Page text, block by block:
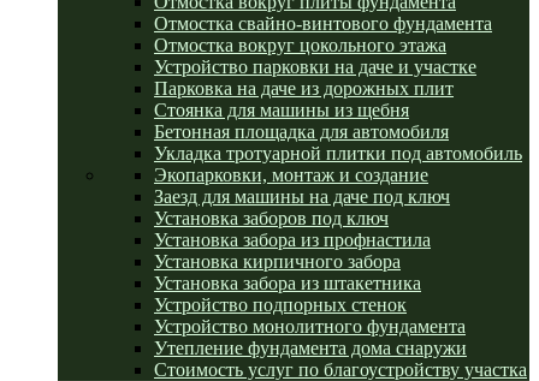
Отмостка свайно-винтового фундамента
Отмостка вокруг цокольного этажа
Устройство парковки на даче и участке
Парковка на даче из дорожных плит
Стоянка для машины из щебня
Бетонная площадка для автомобиля
Укладка тротуарной плитки под автомобиль
Экопарковки, монтаж и создание
Заезд для машины на даче под ключ
Установка заборов под ключ
Установка забора из профнастила
Установка кирпичного забора
Установка забора из штакетника
Устройство подпорных стенок
Устройство монолитного фундамента
Утепление фундамента дома снаружи
Стоимость услуг по благоустройству участка